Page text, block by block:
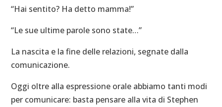
“Hai sentito? Ha detto mamma!”
“Le sue ultime parole sono state…”
La nascita e la fine delle relazioni, segnate dalla
comunicazione.
Oggi oltre alla espressione orale abbiamo tanti modi
per comunicare: basta pensare alla vita di Stephen